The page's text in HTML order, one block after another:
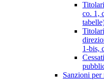
co. 1,
1-bis,
Sanzioni per